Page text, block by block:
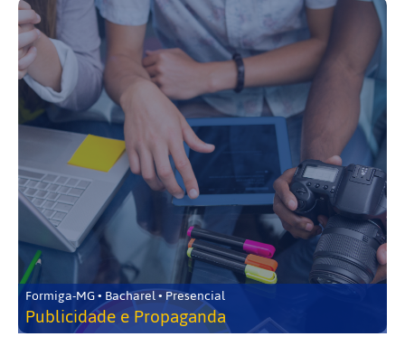
Formiga-MG • Bacharel • Presencial
Publicidade e Propaganda